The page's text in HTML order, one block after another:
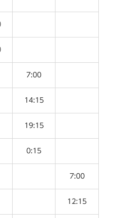
7:00
14:15
19:15
0:15
7:00
12:15